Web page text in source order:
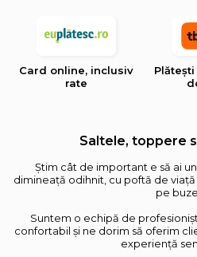
Card online, inclusiv
rate
Saltele, toppere
Știm cât de important e să ai
dimineață odihnit, cu poftă de
pe
Suntem o echipă de
confortabil și ne dorim să oferim
experiență